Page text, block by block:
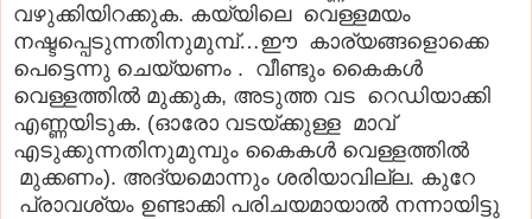
വഴുക്കിയിറക്കുക. കയ്യിലെ വെള്ളമയം
നഷ്ടപ്പെടുന്നതിനുമുമ്പ്…ഈ കാര്യങ്ങളൊക്കെ
പെട്ടെന്നു ചെയ്യണം . വീണ്ടും കൈകൾ
വെള്ളത്തിൽ മുക്കുക, അടുത്ത വട റെഡിയാക്കി
എണ്ണയിടുക. (ഓരോ വടയ്ക്കുള്ള മാവ്
എടുക്കുന്നതിനുമുമ്പും കൈകൾ വെള്ളത്തിൽ
മുക്കണം). അദ്യമൊന്നും ശരിയാവില്ല. കുറേ
പ്രാവശ്യം ഉണ്ടാക്കി പരിചയമായാൽ നന്നായിട്ടു